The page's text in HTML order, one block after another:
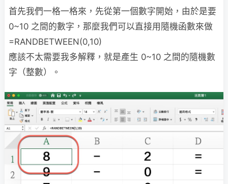
首先我們一格一格來，先從第一個數字開始，由於是要
0~10 之間的數字，那麼我們可以直接用隨機函數來做
=RANDBETWEEN(0,10)
應該不太需要我多解釋，就是產生 0~10 之間的隨機數
字（整數）。